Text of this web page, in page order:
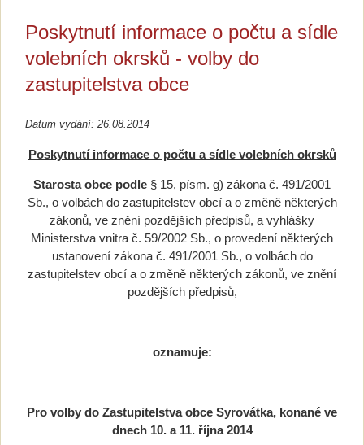
Poskytnutí informace o počtu a sídle
volebních okrsků - volby do
zastupitelstva obce
Datum vydání: 26.08.2014
Poskytnutí informace o počtu a sídle volebních okrsků
Starosta obce podle § 15, písm. g) zákona č. 491/2001
Sb., o volbách do zastupitelstev obcí a o změně některých
zákonů, ve znění pozdějších předpisů, a vyhlášky
Ministerstva vnitra č. 59/2002 Sb., o provedení některých
ustanovení zákona č. 491/2001 Sb., o volbách do
zastupitelstev obcí a o změně některých zákonů, ve znění
pozdějších předpisů,
oznamuje:
Pro volby do Zastupitelstva obce Syrovátka, konané ve
dnech 10. a 11. října 2014